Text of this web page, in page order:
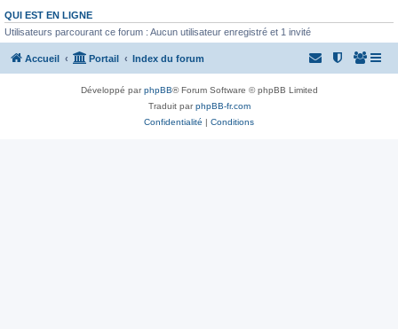
QUI EST EN LIGNE
Utilisateurs parcourant ce forum : Aucun utilisateur enregistré et 1 invité
Accueil Portail Index du forum
Développé parphpBB® Forum Software © phpBB Limited
Traduit parphpBB-fr.com
Confidentialité | Conditions